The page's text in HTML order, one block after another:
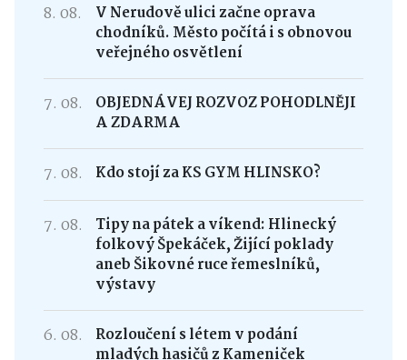
8. 08.
V Nerudově ulici začne oprava
chodníků. Město počítá i s obnovou
veřejného osvětlení
7. 08.
OBJEDNÁVEJ ROZVOZ POHODLNĚJI
A ZDARMA
7. 08. Kdo stojí za KS GYM HLINSKO?
7. 08.
Tipy na pátek a víkend: Hlinecký
folkový Špekáček, Žijící poklady
aneb Šikovné ruce řemeslníků,
výstavy
6. 08.
Rozloučení s létem v podání
mladých hasičů z Kameniček